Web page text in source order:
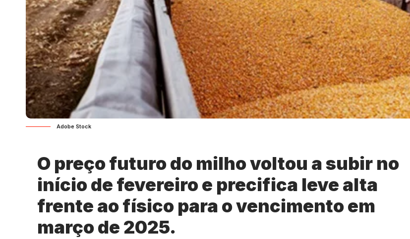
Adobe Stock
O preço futuro do milho voltou a subir no
início de fevereiro e precifica leve alta
frente ao físico para o vencimento em
março de 2025.